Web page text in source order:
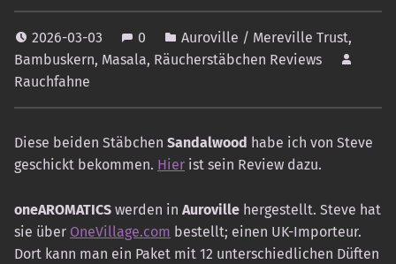
2026-03-03 0 Auroville / Mereville Trust,
Bambuskern, Masala, Räucherstäbchen Reviews
Rauchfahne
Diese beiden Stäbchen Sandalwood habe ich von Steve
geschickt bekommen. Hier ist sein Review dazu.
oneAROMATICS werden in Auroville hergestellt. Steve hat
sie über OneVillage.com bestellt; einen UK-Importeur.
Dort kann man ein Paket mit 12 unterschiedlichen Düften